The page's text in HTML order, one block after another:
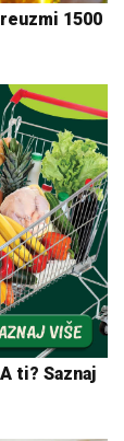
1500
ti? Saznaj